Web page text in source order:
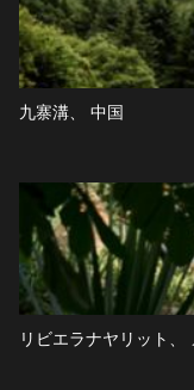
九寨溝、 中国
リビエラナヤリット、